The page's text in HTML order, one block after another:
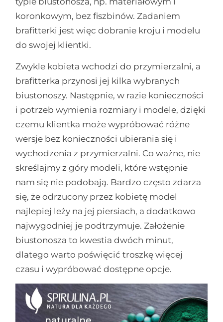
koronkowym, bez fiszbinów. Zadaniem
brafitterki jest więc dobranie kroju i modelu
do swojej klientki.
Zwykle kobieta wchodzi do przymierzalni, a
brafitterka przynosi jej kilka wybranych
biustonoszy. Następnie, w razie konieczności
i potrzeb wymienia rozmiary i modele, dzięki
czemu klientka może wypróbować różne
wersje bez konieczności ubierania się i
wychodzenia z przymierzalni. Co ważne, nie
skreślajmy z góry modeli, które wstępnie
nam się nie podobają. Bardzo często zdarza
się, że odrzucony przez kobietę model
najlepiej leży na jej piersiach, a dodatkowo
najwygodniej je podtrzymuje. Założenie
biustonosza to kwestia dwóch minut,
dlatego warto poświęcić troszkę więcej
czasu i wypróbować dostępne opcje.